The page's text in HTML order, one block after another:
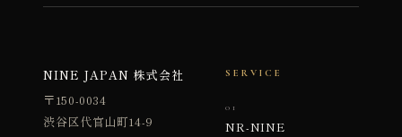
NINE JAPAN 株式会社
〒150-0034
渋谷区代官山町14-9
SERVICE
01
NR-NINE